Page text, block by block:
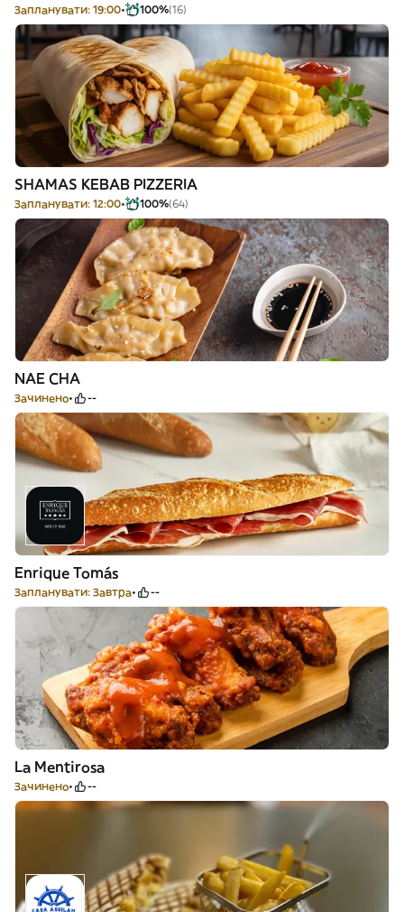
Запланувати: 19:00 100%(16)
SHAMAS KEBAB PIZZERIA
Запланувати: 12:00 100%(64)
NAE CHA
Зачинено --
Enrique Tomás
Запланувати: Завтра --
La Mentirosa
Зачинено --